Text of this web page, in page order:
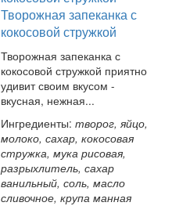
Творожная запеканка с
кокосовой стружкой
Творожная запеканка с
кокосовой стружкой приятно
удивит своим вкусом -
вкусная, нежная...
Ингредиенты: творог, яйцо,
молоко, сахар, кокосовая
стружка, мука рисовая,
разрыхлитель, сахар
ванильный, соль, масло
сливочное, крупа манная